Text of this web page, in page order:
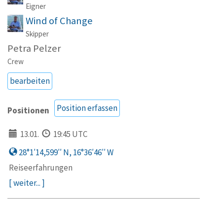
Eigner
Wind of Change
Skipper
Petra Pelzer
Crew
bearbeiten
Positionen Position erfassen
13.01.
19:45 UTC
28°1′14,599′′ N, 16°36′46′′ W
Reiseerfahrungen
[ weiter... ]